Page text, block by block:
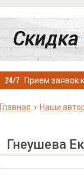
Прием заявок
Главная Наши
Гнеушева